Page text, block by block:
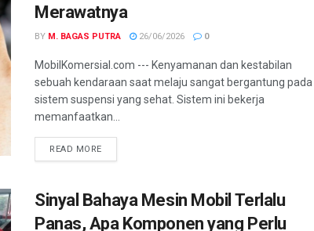
Merawatnya
BY M. BAGAS PUTRA 26/06/2026 0
MobilKomersial.com --- Kenyamanan dan kestabilan
sebuah kendaraan saat melaju sangat bergantung pada
sistem suspensi yang sehat. Sistem ini bekerja
memanfaatkan...
READ MORE
Sinyal Bahaya Mesin Mobil Terlalu
Panas, Apa Komponen yang Perlu